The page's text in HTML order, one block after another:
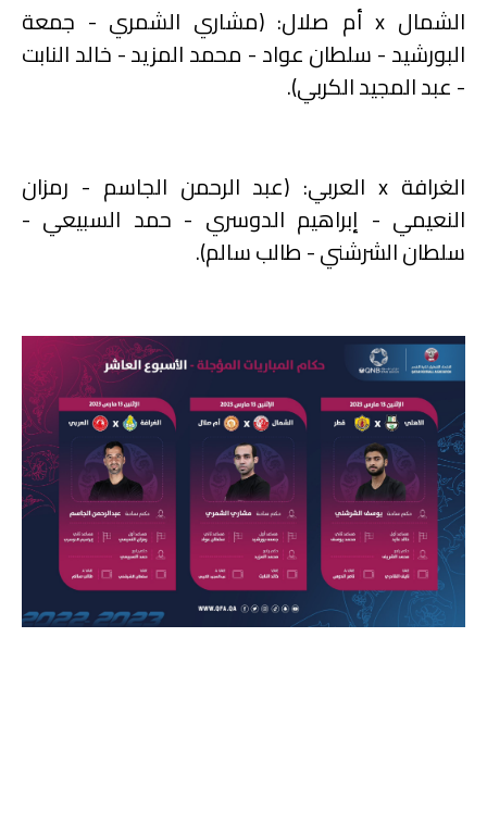
الشمال x أم صلال: (مشاري الشمري - جمعة
البورشيد - سلطان عواد - محمد المزيد - خالد النابت
- عبد المجيد الكربي).
الغرافة x العربي: (عبد الرحمن الجاسم - رمزان
النعيمي - إبراهيم الدوسري - حمد السبيعي -
سلطان الشرشني - طالب سالم).